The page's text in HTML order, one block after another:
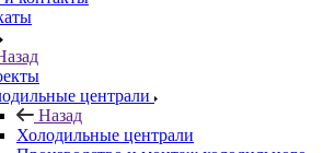
централи
Назад
Холодильные централи